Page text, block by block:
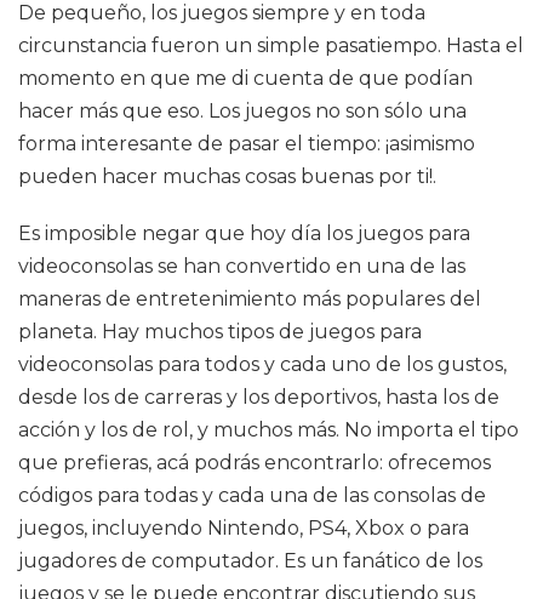
De pequeño, los juegos siempre y en toda
circunstancia fueron un simple pasatiempo. Hasta el
momento en que me di cuenta de que podían
hacer más que eso. Los juegos no son sólo una
forma interesante de pasar el tiempo: ¡asimismo
pueden hacer muchas cosas buenas por ti!.
Es imposible negar que hoy día los juegos para
videoconsolas se han convertido en una de las
maneras de entretenimiento más populares del
planeta. Hay muchos tipos de juegos para
videoconsolas para todos y cada uno de los gustos,
desde los de carreras y los deportivos, hasta los de
acción y los de rol, y muchos más. No importa el tipo
que prefieras, acá podrás encontrarlo: ofrecemos
códigos para todas y cada una de las consolas de
juegos, incluyendo Nintendo, PS4, Xbox o para
jugadores de computador. Es un fanático de los
juegos y se le puede encontrar discutiendo sus